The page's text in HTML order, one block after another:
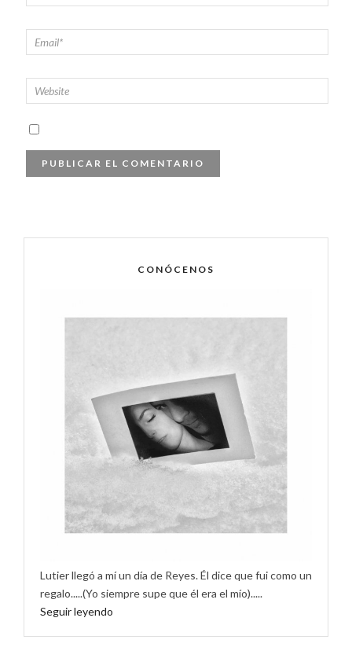
CONÓCENOS
Lutier llegó a mí un día de Reyes. Él dice que fui como un
regalo.....(Yo siempre supe que él era el mío).....
Seguir leyendo